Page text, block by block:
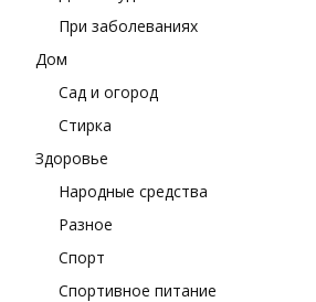
При заболеваниях
Дом
Сад и огород
Стирка
Здоровье
Народные средства
Разное
Спорт
Спортивное питание